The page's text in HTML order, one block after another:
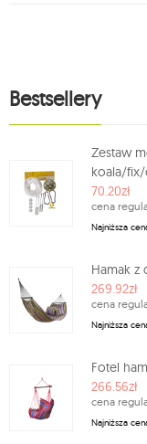
Bestsellery
Zestaw
koala/fix/
70.20zł
cena
Najniższa
Hamak z
269.92zł
cena
Najniższa
Fotel
266.56zł
cena
Najniższa